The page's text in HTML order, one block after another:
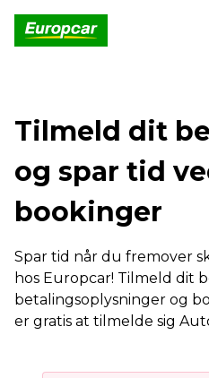
Tilmeld dit
og spar tid
bookinger
Spar tid når du fremover
hos Europcar! Tilmeld dit
betalingsoplysninger og
er gratis at tilmelde sig